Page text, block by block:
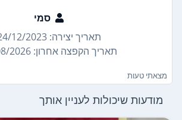
סמי
תאריך יצירה: 24/12/2023
תאריך הקפצה אחרון: 07/08/2026
מצאתי טעות
מודעות שיכולות לעניין אותך